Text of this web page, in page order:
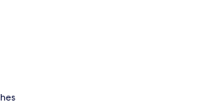
el mobiliario es rayado, viejo
nuevo de la villa privada que
el staff fue bastante amable
las instalaciones nos hayan
irnos antes ni pedir un
6 días!! No volveremos